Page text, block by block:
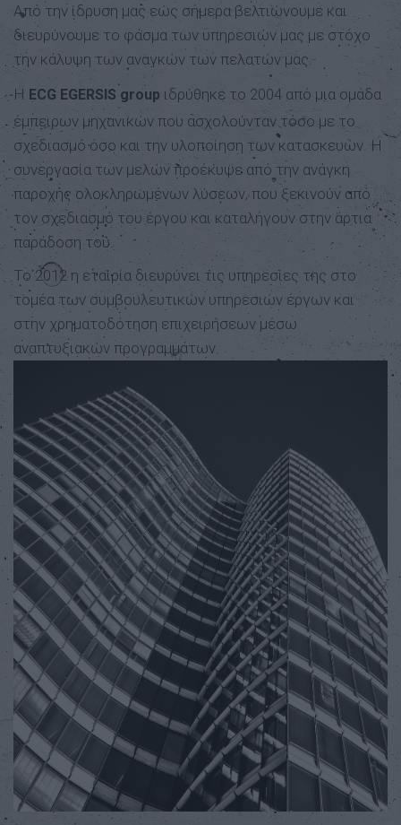
Από την ίδρυση μας εώς σήμερα βελτιώνουμε και
διευρύνουμε το φάσμα των υπηρεσιών μας με στόχο
την κάλυψη των αναγκών των πελατών μας.
Η ECG EGERSIS group ιδρύθηκε το 2004 από μια ομάδα
έμπειρων μηχανικών που ασχολούνταν τόσο με το
σχεδιασμό όσο και την υλοποίηση των κατασκευών. Η
συνεργασία των μελών προέκυψε από την ανάγκη
παροχής ολοκληρωμένων λύσεων, που ξεκινούν από
τον σχεδιασμό του έργου και καταλήγουν στην άρτια
παράδοση του.
To 2012 η εταιρία διευρύνει τις υπηρεσίες της στο
τομέα των συμβουλευτικών υπηρεσιών έργων και
στην χρηματοδότηση επιχειρήσεων μέσω
αναπτυξιακών προγραμμάτων.